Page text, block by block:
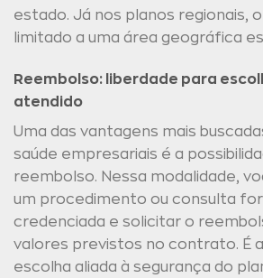
estado. Já nos planos regionais,
limitado a uma área geográfica
Reembolso: liberdade para
atendido
Uma das vantagens mais
saúde empresariais é a
reembolso. Nessa modalidade,
um procedimento ou consulta
credenciada e solicitar o
valores previstos no contrato. É
escolha aliada à segurança do